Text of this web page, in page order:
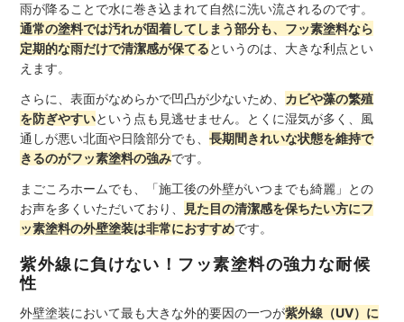
雨が降ることで水に巻き込まれて自然に洗い流されるのです。
通常の塗料では汚れが固着してしまう部分も、フッ素塗料なら
定期的な雨だけで清潔感が保てるというのは、大きな利点とい
えます。
さらに、表面がなめらかで凹凸が少ないため、 カビや藻の繁殖
を防ぎやすいという点も見逃せません。とくに湿気が多く、風
通しが悪い北面や日陰部分でも、長期間きれいな状態を維持で
きるのがフッ素塗料の強みです。
まごころホームでも、「施工後の外壁がいつまでも綺麗」との
お声を多くいただいており、
見た目の清潔感を保ちたい方にフ
ッ素塗料の外壁塗装は非常におすすめです。
紫外線に負けない！フッ素塗料の強力な耐候
性
外壁塗装において最も大きな外的要因の一つが紫外線（UV）に